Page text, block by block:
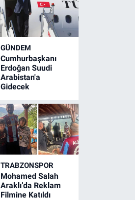
GÜNDEM
Cumhurbaşkanı
Erdoğan Suudi
Arabistan'a
Gidecek
TRABZONSPOR
Mohamed Salah
Araklı’da Reklam
Filmine Katıldı